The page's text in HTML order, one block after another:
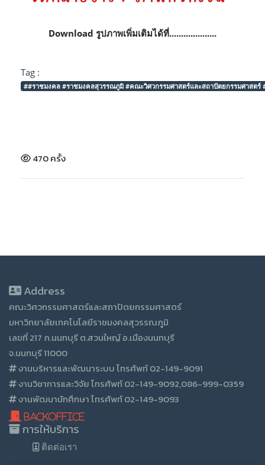
Download รูปภาพเพิ่มเติมได้ที่....................
Tag :
##ราชมงคล #ราชมงคลสุวรรณภูมิ #คณะวิศวกรรมศาสตร์และสถาปัตยกรรมศาสตร์
470 ครั้ง
Address
คณะวิศวกรรมศาสตร์และสถาปัตยกรรมศาสตร์
มหาวิทยาลัยเทคโนโลยีราชมงคลสุวรรณภูมิ
เลขที่ 217 ภ.นนทบุรี ต.สวนใหญ์ อ.เมืองนนทบุรี
จ.นนทบุรี 11000
งานบริหารและพัฒนาระบบ โทรศัพท์ 02-149-9091
งานวิชาการและวิจัย โทรศัพท์ 02-149-9092,086-999-0359
งานพัฒนานักศึกษา โทรศัพท์ 02-149-9093
BackOffice
การให้บริการ
ติดต่อเรา